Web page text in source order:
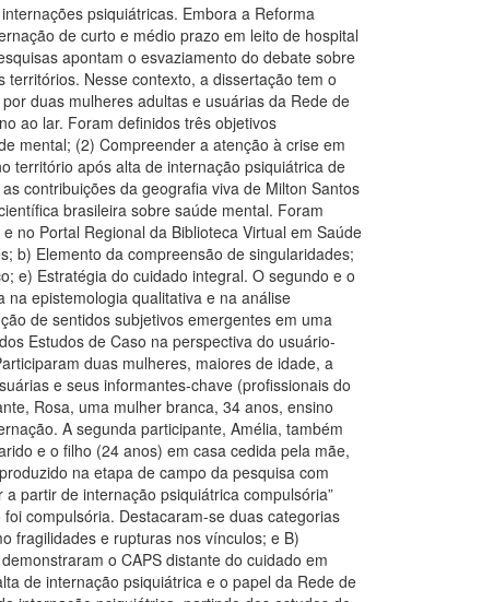
psiquiátricas. Embora a Reforma
de curto e médio prazo em leito de hospital
apontam o esvaziamento do debate sobre
Nesse contexto, a dissertação tem o
duas mulheres adultas e usuárias da Rede de
ao lar. Foram definidos três objetivos
mental; (2) Compreender a atenção à crise em
território após alta de internação psiquiátrica de
contribuições da geografia viva de Milton Santos
brasileira sobre saúde mental. Foram
no Portal Regional da Biblioteca Virtual em Saúde
b) Elemento da compreensão de singularidades;
e) Estratégia do cuidado integral. O segundo e o
epistemologia qualitativa e na análise
de sentidos subjetivos emergentes em uma
Estudos de Caso na perspectiva do usuário-
duas mulheres, maiores de idade, a
e seus informantes-chave (profissionais do
Rosa, uma mulher branca, 34 anos, ensino
A segunda participante, Amélia, também
e o filho (24 anos) em casa cedida pela mãe,
na etapa de campo da pesquisa com
partir de internação psiquiátrica compulsória”
compulsória. Destacaram-se duas categorias
fragilidades e rupturas nos vínculos; e B)
o CAPS distante do cuidado em
de internação psiquiátrica e o papel da Rede de